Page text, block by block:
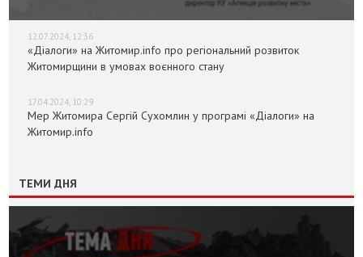
12.07.2024, 12:36
«Діалоги» на Житомир.info про регіональний розвиток
Житомирщини в умовах воєнного стану
17.04.2024, 10:29
Мер Житомира Сергій Сухомлин у програмі «Діалоги» на
Житомир.info
ТЕМИ ДНЯ